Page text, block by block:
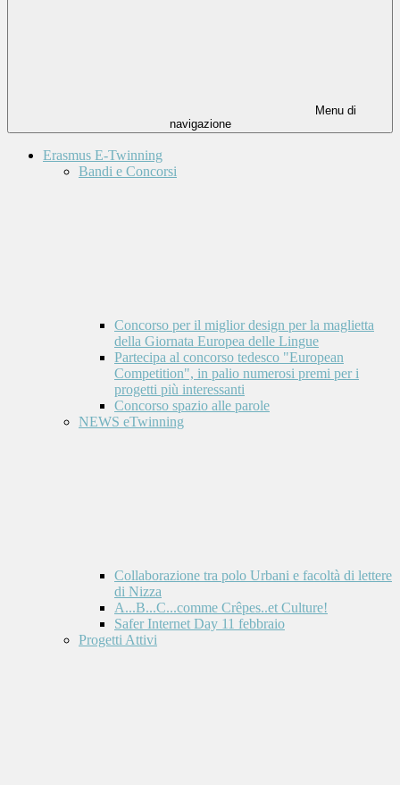
Menu di
navigazione
Erasmus E-Twinning
Bandi e Concorsi
Concorso per il miglior design per la maglietta
della Giornata Europea delle Lingue
Partecipa al concorso tedesco "European
Competition", in palio numerosi premi per i
progetti più interessanti
Concorso spazio alle parole
NEWS eTwinning
Collaborazione tra polo Urbani e facoltà di lettere
di Nizza
A...B...C...comme Crêpes..et Culture!
Safer Internet Day 11 febbraio
Progetti Attivi